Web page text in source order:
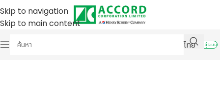
Skip to navigation
Skip to main content
ไทย
เข้าสู่ระบบ